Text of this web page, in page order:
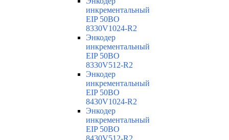
инкрементальный
EIP 50BO
8330V1024-R2
Энкодер
инкрементальный
EIP 50BO
8330V512-R2
Энкодер
инкрементальный
EIP 50BO
8430V1024-R2
Энкодер
инкрементальный
EIP 50BO